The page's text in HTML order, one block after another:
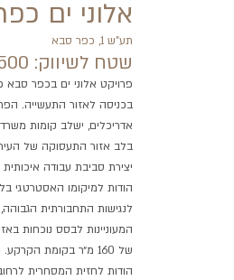
אלוני ים
תע"ש 1, כפר סבא
שטח לשיווק: 4,500 מ״ר
בכניסה לאזור התעשייה.
אדריכלים, ישלב קומות
בלב אזור התעסוקה של
יצירת סביבת עבודה
הודות למיקומו האסטרטגי
לנגישות התחבורתית
המעוניינות לבסס נוכחות
של 160 מ״ר בקומת
הודות לחזית המסחרית